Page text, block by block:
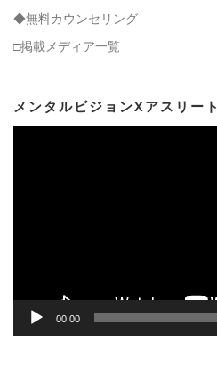
◆無料カウンセリング
□掲載メディア一覧
メンタルビジョンXアスリート
00:00